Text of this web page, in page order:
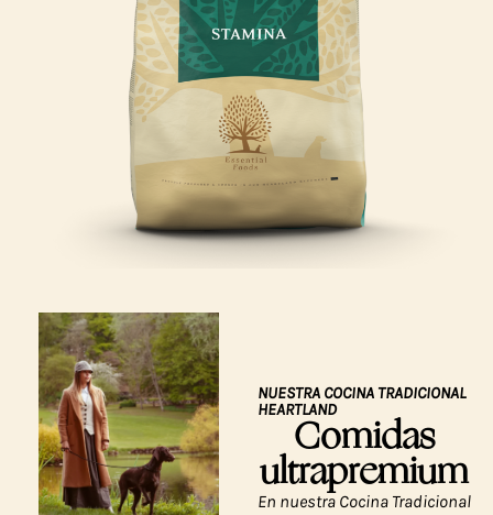
NUESTRA COCINA TRADICIONAL
HEARTLAND
Comidas
ultrapremium
En nuestra Cocina Tradicional